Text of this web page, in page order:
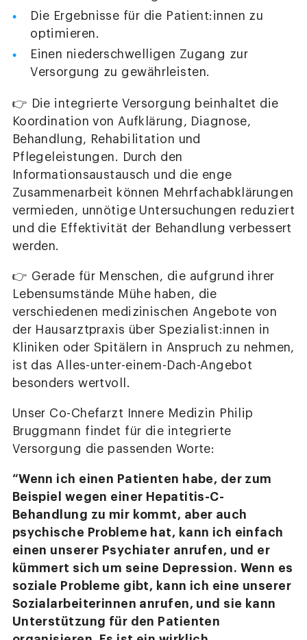
Die Ergebnisse für die Patient:innen zu
optimieren.
Einen niederschwelligen Zugang zur
Versorgung zu gewährleisten.
👉 Die integrierte Versorgung beinhaltet die
Koordination von Aufklärung, Diagnose,
Behandlung, Rehabilitation und
Pflegeleistungen. Durch den
Informationsaustausch und die enge
Zusammenarbeit können Mehrfachabklärungen
vermieden, unnötige Untersuchungen reduziert
und die Effektivität der Behandlung verbessert
werden.
👉 Gerade für Menschen, die aufgrund ihrer
Lebensumstände Mühe haben, die
verschiedenen medizinischen Angebote von
der Hausarztpraxis über Spezialist:innen in
Kliniken oder Spitälern in Anspruch zu nehmen,
ist das Alles-unter-einem-Dach-Angebot
besonders wertvoll.
Unser Co-Chefarzt Innere Medizin Philip
Bruggmann findet für die integrierte
Versorgung die passenden Worte:
“Wenn ich einen Patienten habe, der zum
Beispiel wegen einer Hepatitis-C-
Behandlung zu mir kommt, aber auch
psychische Probleme hat, kann ich einfach
einen unserer Psychiater anrufen, und er
kümmert sich um seine Depression. Wenn es
soziale Probleme gibt, kann ich eine unserer
Sozialarbeiterinnen anrufen, und sie kann
Unterstützung für den Patienten